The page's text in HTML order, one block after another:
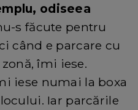
odiseea
s făcute pentru
când e parcare cu
îmi iese.
iese numai la boxa
Iar parcările